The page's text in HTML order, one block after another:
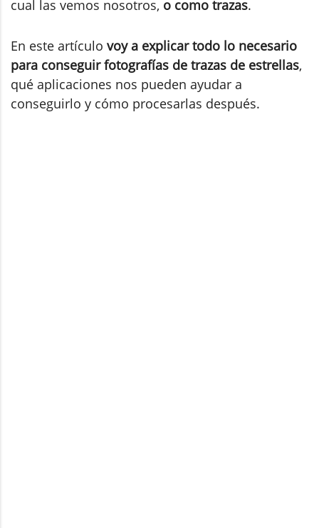
cual las vemos nosotros, o como trazas.
En este artículo voy a explicar todo lo necesario
para conseguir fotografías de trazas de estrellas,
qué aplicaciones nos pueden ayudar a
conseguirlo y cómo procesarlas después.